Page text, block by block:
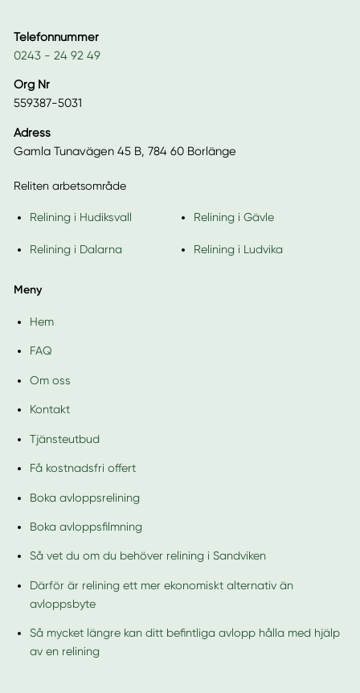
Telefonnummer
0243 - 24 92 49
Org Nr
559387-5031
Adress
Gamla Tunavägen 45 B, 784 60 Borlänge
Reliten arbetsområde
Relining i Hudiksvall Relining i Gävle
Relining i Dalarna Relining i Ludvika
Meny
Hem
FAQ
Om oss
Kontakt
Tjänsteutbud
Få kostnadsfri offert
Boka avloppsrelining
Boka avloppsfilmning
Så vet du om du behöver relining i Sandviken
Därför är relining ett mer ekonomiskt alternativ än
avloppsbyte
Så mycket längre kan ditt befintliga avlopp hålla med hjälp
av en relining